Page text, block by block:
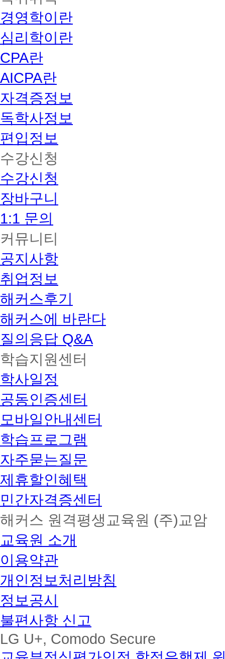
경영학이란
심리학이란
CPA란
AICPA란
자격증정보
독학사정보
편입정보
수강신청
수강신청
장바구니
1:1 문의
커뮤니티
공지사항
취업정보
해커스후기
해커스에 바란다
질의응답 Q&A
학습지원센터
학사일정
공동인증센터
모바일안내센터
학습프로그램
자주묻는질문
제휴할인혜택
민간자격증센터
해커스 원격평생교육원 (주)교암
교육원 소개
이용약관
개인정보처리방침
정보공시
불편사항 신고
LG U+, Comodo Secure